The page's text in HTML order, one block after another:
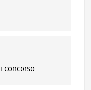
concorso